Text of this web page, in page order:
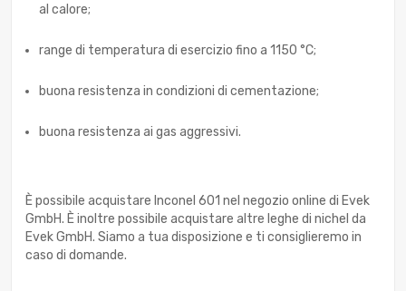
al calore;
range di temperatura di esercizio fino a 1150 °C;
buona resistenza in condizioni di cementazione;
buona resistenza ai gas aggressivi.
È possibile acquistare Inconel 601 nel negozio online di Evek
GmbH. È inoltre possibile acquistare altre leghe di nichel da
Evek GmbH. Siamo a tua disposizione e ti consiglieremo in
caso di domande.